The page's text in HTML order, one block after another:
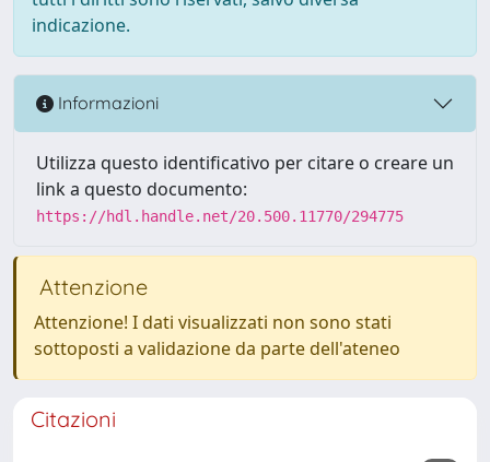
indicazione.
Informazioni
Utilizza questo identificativo per citare o creare un
link a questo documento:
https://hdl.handle.net/20.500.11770/294775
Attenzione
Attenzione! I dati visualizzati non sono stati
sottoposti a validazione da parte dell'ateneo
Citazioni